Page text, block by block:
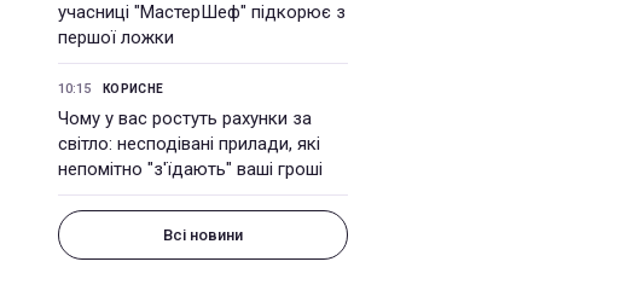
учасниці "МастерШеф" підкорює з
першої ложки
10:15 КОРИСНЕ
Чому у вас ростуть рахунки за
світло: несподівані прилади, які
непомітно "з'їдають" ваші гроші
Всі новини